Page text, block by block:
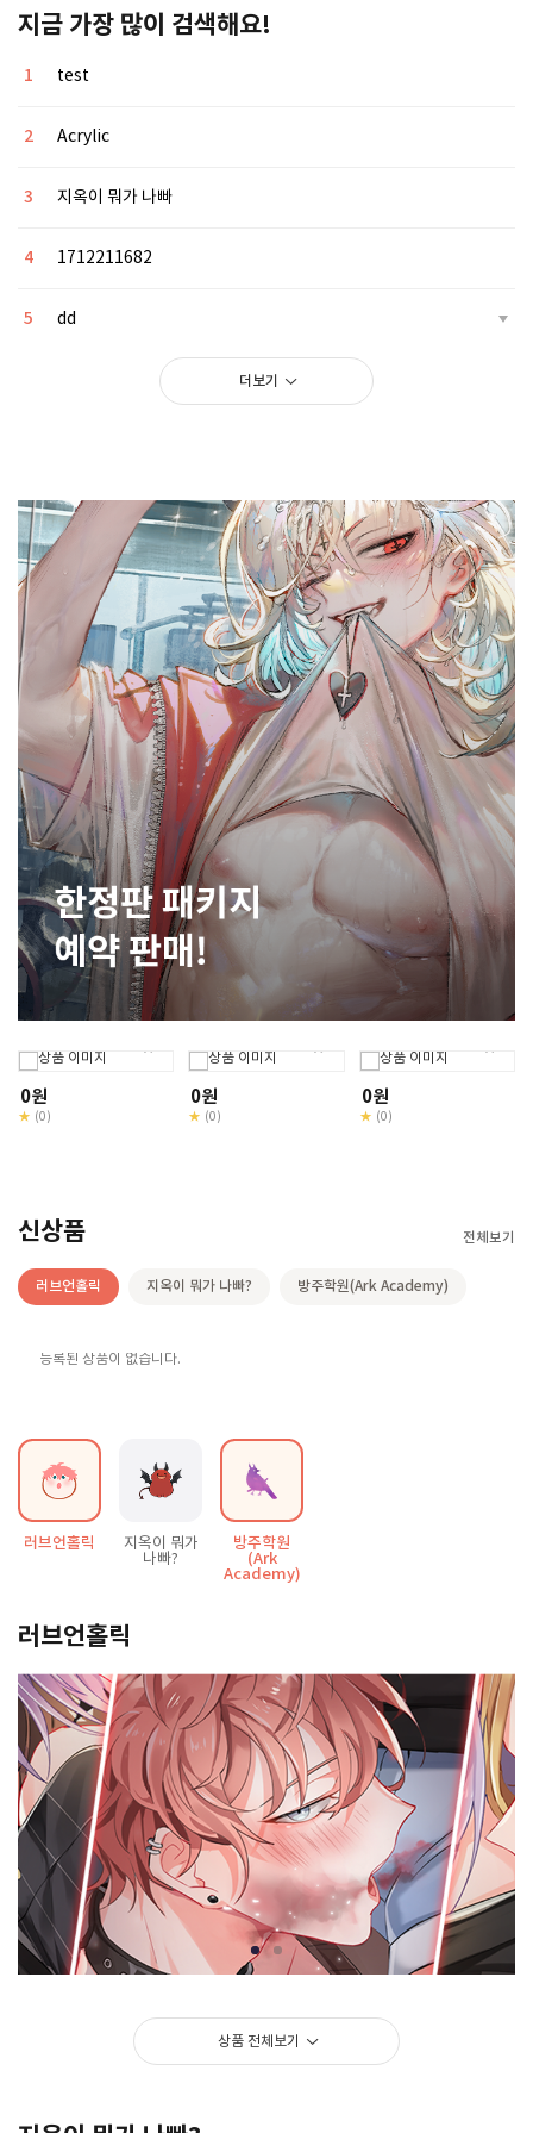
지금 가장 많이 검색해요!
1 test
2 Acrylic
3 지옥이 뭐가 나빠
4 1712211682
5 dd
더보기 >
0원
★ (0)
0원
★ (0)
0원
★ (0)
신상품 전체보기
러브언홀릭 지옥이 뭐가 나빠? 방주학원(Ark Academy)
등록된 상품이 없습니다.
러브언홀릭
지옥이 뭐가
나빠?
방주학원
(Ark
Academy)
러브언홀릭
등록된 상품이 없습니다.
상품 전체보기 >